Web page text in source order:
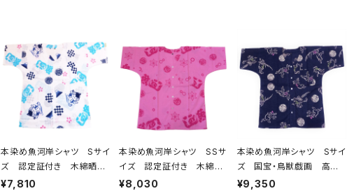
本染め魚河岸シャツ Sサイ
ズ 認定証付き 木綿晒
やいちゃん柄 白 桜 富
¥7,810
本染め魚河岸シャツ SSサ
イズ 認定証付き 木綿
晒 涼麻柄 ピンク×チェリ
¥8,030
本染め魚河岸シャツ Sサイ
ズ 国宝・鳥獣戯画 高山
寺公認 認定証付き 木綿
¥9,350